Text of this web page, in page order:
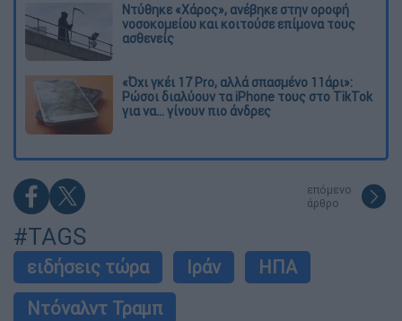
Ντύθηκε «Χάρος», ανέβηκε στην οροφή
νοσοκομείου και κοιτούσε επίμονα τους
ασθενείς
«Όχι γκέι 17 Pro, αλλά σπασμένο 11άρι»:
Ρώσοι διαλύουν τα iPhone τους στο TikTok
για να... γίνουν πιο άνδρες
επόμενο
άρθρο
#TAGS
ειδήσεις τώρα Ιράν
ΗΠΑ
Ντόναλντ Τραμπ